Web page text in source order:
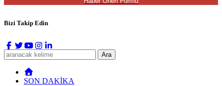
Bizi Takip Edin
Ara
SON DAKİKA